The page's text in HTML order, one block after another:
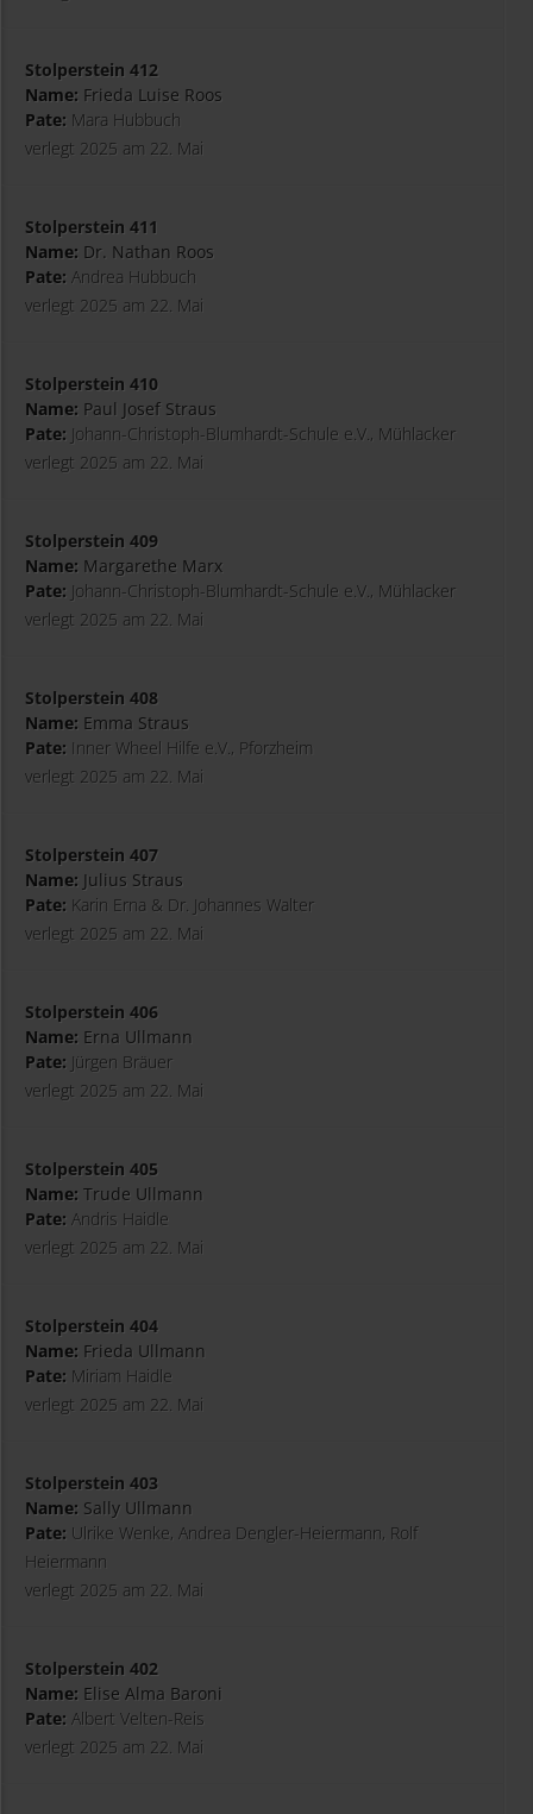
Stolperstein 412
Name: Frieda Luise Roos
Pate: Mara Hubbuch
verlegt 2025 am 22. Mai
Stolperstein 411
Name: Dr. Nathan Roos
Pate: Andrea Hubbuch
verlegt 2025 am 22. Mai
Stolperstein 410
Name: Paul Josef Straus
Pate: Johann-Christoph-Blumhardt-Schule e.V., Mühlacker
verlegt 2025 am 22. Mai
Stolperstein 409
Name: Margarethe Marx
Pate: Johann-Christoph-Blumhardt-Schule e.V., Mühlacker
verlegt 2025 am 22. Mai
Stolperstein 408
Name: Emma Straus
Pate: Inner Wheel Hilfe e.V., Pforzheim
verlegt 2025 am 22. Mai
Stolperstein 407
Name: Julius Straus
Pate: Karin Erna & Dr. Johannes Walter
verlegt 2025 am 22. Mai
Stolperstein 406
Name: Erna Ullmann
Pate: Jürgen Bräuer
verlegt 2025 am 22. Mai
Stolperstein 405
Name: Trude Ullmann
Pate: Andris Haidle
verlegt 2025 am 22. Mai
Stolperstein 404
Name: Frieda Ullmann
Pate: Miriam Haidle
verlegt 2025 am 22. Mai
Stolperstein 403
Name: Sally Ullmann
Pate: Ulrike Wenke, Andrea Dengler-Heiermann, Rolf
Heiermann
verlegt 2025 am 22. Mai
Stolperstein 402
Name: Elise Alma Baroni
Pate: Albert Velten-Reis
verlegt 2025 am 22. Mai